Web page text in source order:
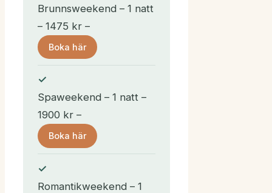
Brunnsweekend – 1 natt
– 1475 kr –
Boka här
Spaweekend – 1 natt –
1900 kr –
Boka här
Romantikweekend – 1